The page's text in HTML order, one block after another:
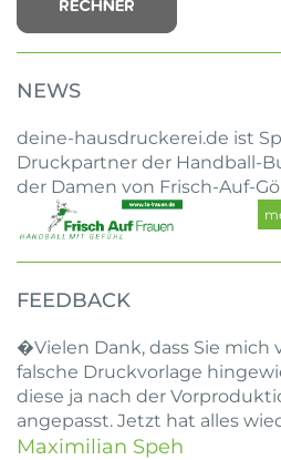
NEWS
deine-hausdruckerei.de ist
Druckpartner der Handball-
der Damen von Frisch-Auf-
FEEDBACK
�Vielen Dank, dass Sie mich
falsche Druckvorlage
diese ja nach der
angepasst. Jetzt hat alles
Maximilian Speh